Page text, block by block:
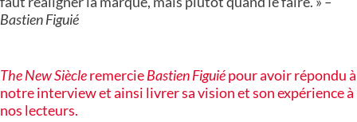
Bastien Figuié
The New SiècleremercieBastien Figuiépour avoir répondu à
notre interview et ainsi livrer sa vision et son expérience à
nos lecteurs.